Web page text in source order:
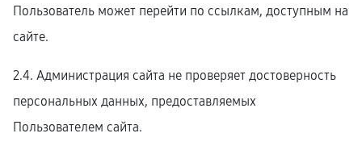
Пользователь может перейти по ссылкам, доступным на
сайте.
2.4. Администрация сайта не проверяет достоверность
персональных данных, предоставляемых
Пользователем сайта.